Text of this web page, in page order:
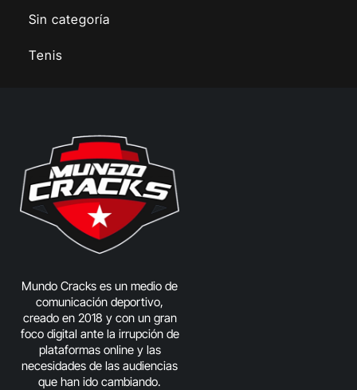
Sin categoría
Tenis
Mundo Cracks es un medio de
comunicación deportivo,
creado en 2018 y con un gran
foco digital ante la irrupción de
plataformas online y las
necesidades de las audiencias
que han ido cambiando.